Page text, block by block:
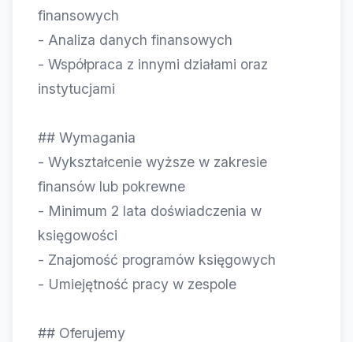
finansowych
- Analiza danych finansowych
- Współpraca z innymi działami oraz
instytucjami
## Wymagania
- Wykształcenie wyższe w zakresie
finansów lub pokrewne
- Minimum 2 lata doświadczenia w
księgowości
- Znajomość programów księgowych
- Umiejętność pracy w zespole
## Oferujemy